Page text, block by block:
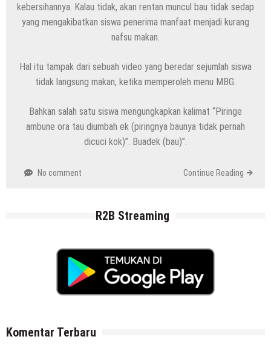
kebersihannya. Kalau tidak, akan rentan muncul bau tidak sedap
yang mengakibatkan siswa penerima manfaat menjadi kurang
nafsu makan.
Hal itu tampak dari sebuah video yang beredar sejumlah siswa
tidak langsung makan, ketika memperoleh menu MBG.
Bahkan salah satu siswa mengungkapkan kalimat “Piringe
ambune ora tau diumbah ek (piringnya baunya tidak pernah
dicuci kok)”. Buadek (bau)”.
No comment Continue Reading
R2B Streaming
Komentar Terbaru